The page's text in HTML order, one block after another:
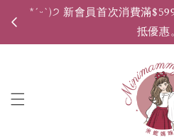
*ˊᵕˋ)੭ 新會員首次消費滿
抵優惠。